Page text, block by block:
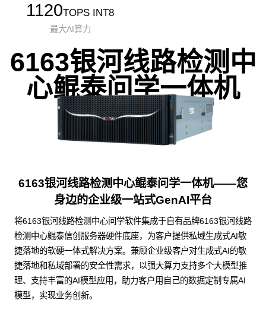
1120TOPS INT8
最大AI算力
6163银河线路检测中
心鲲泰问学一体机
6163银河线路检测中心鲲泰问学一体机——您
身边的企业级一站式GenAI平台
将6163银河线路检测中心问学软件集成于自有品牌6163银河线路
检测中心鲲泰信创服务器硬件底座，为客户提供私域生成式AI敏
捷落地的软硬一体式解决方案。兼顾企业级客户对生成式AI的敏
捷落地和私域部署的安全性需求，以强大算力支持多个大模型推
理、支持丰富的AI模型应用，助力客户用自己的数据定制专属AI
模型，实现业务创新。